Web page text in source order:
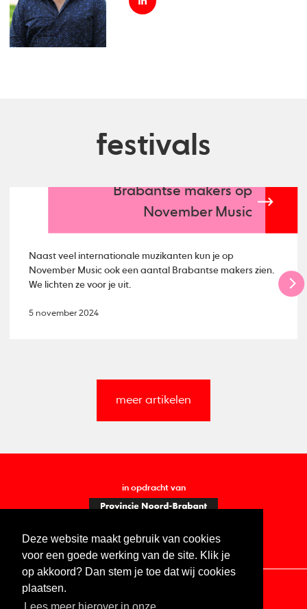
Deze website maakt gebruik van cookies
voor een goede werking van de site. Klik je
op akkoord? Dan stem je toe dat wij cookies
plaatsen.
festivals
Brabantse makers op
November Music
Naast veel internationale muzikanten kun je op
November Music ook een aantal Brabantse makers zien.
We lichten ze voor je uit.
5 november 2024
meer artikelen
in opdracht van